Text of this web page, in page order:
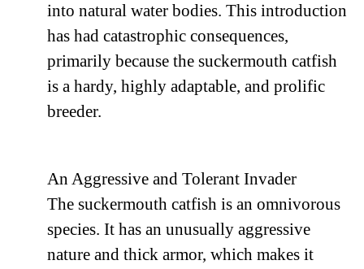
into natural water bodies. This introduction
has had catastrophic consequences,
primarily because the suckermouth catfish
is a hardy, highly adaptable, and prolific
breeder.
An Aggressive and Tolerant Invader
The suckermouth catfish is an omnivorous
species. It has an unusually aggressive
nature and thick armor, which makes it